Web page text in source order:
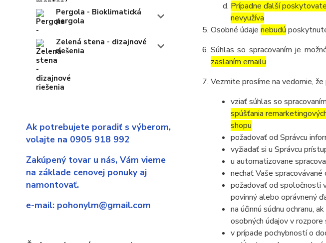
Pergola - Bioklimatická
pergola
Zelená stena - dizajnové
riešenia
Ak potrebujete poradiť s výberom,
volajte na 0905 918 992
Zakúpený tovar u nás, Vám vieme
na základe cenovej ponuky aj
namontovať.
e-mail: pohonylm@gmail.com
Prípadne ďalší
nevyužíva
Osobné údaje nebudú
Súhlas so spracovaním je
zaslaním emailu.
Vezmite prosíme na vedomie,
vziať súhlas so
spúšťania
shopu
požadovať od Správcu
vyžiadať si u Správcu
u automatizovane
nechať Vaše
požadovať od spoločnosti
povinný alebo oprávnený
na účinnú súdnu ochranu,
osobných údajov v
v prípade pochybností o